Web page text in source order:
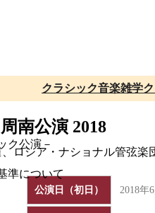
ク公演－
準について
クラシック音楽雑学
南公演 2018
ロシア・ナショナル管弦
公演日（初日） 2018年